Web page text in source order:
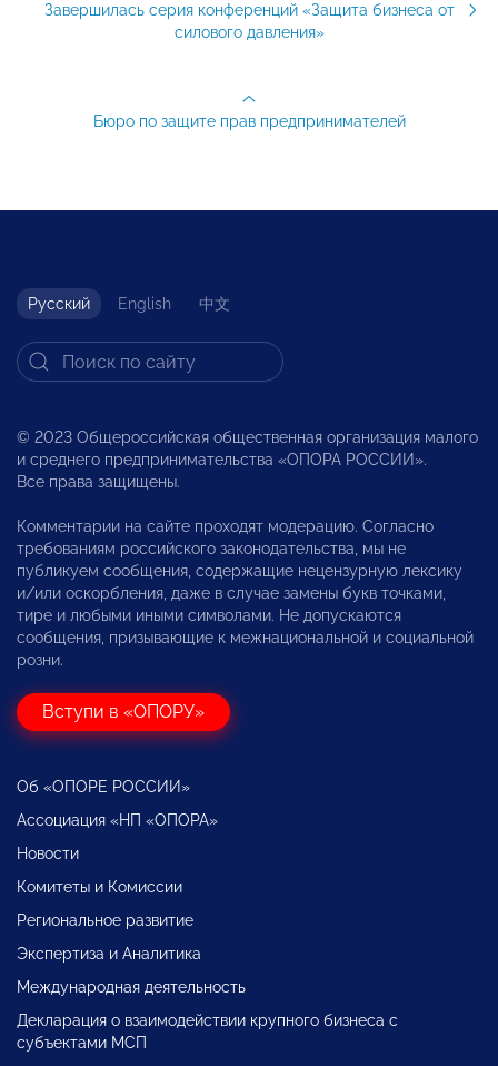
Завершилась серия конференций «Защита бизнеса от
силового давления»
Бюро по защите прав предпринимателей
Русский English 中文
© 2023 Общероссийская общественная организация малого
и среднего предпринимательства «ОПОРА РОССИИ».
Все права защищены.
Комментарии на сайте проходят модерацию. Согласно
требованиям российского законодательства, мы не
публикуем сообщения, содержащие нецензурную лексику
и/или оскорбления, даже в случае замены букв точками,
тире и любыми иными символами. Не допускаются
сообщения, призывающие к межнациональной и социальной
розни.
Вступи в «ОПОРУ»
Об «ОПОРЕ РОССИИ»
Ассоциация «НП «ОПОРА»
Новости
Комитеты и Комиссии
Региональное развитие
Экспертиза и Аналитика
Международная деятельность
Декларация о взаимодействии крупного бизнеса с
субъектами МСП